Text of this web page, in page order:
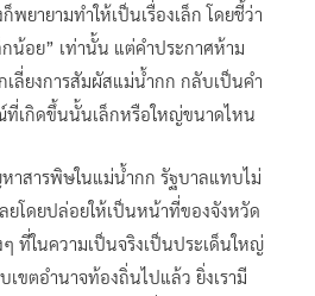
ยายามทำให้เป็นเรื่องเล็ก โดยชี้ว่า
กน้อย” เท่านั้น แต่คำประกาศห้าม
ลี่ยงการสัมผัสแม่น้ำกก กลับเป็นคำ
ที่เกิดขึ้นนั้นเล็กหรือใหญ่ขนาดไหน
าสารพิษในแม่น้ำกก รัฐบาลแทบไม่
ยโดยปล่อยให้เป็นหน้าที่ของจังหวัด
ๆ ที่ในความเป็นจริงเป็นประเด็นใหญ่
เขตอำนาจท้องถิ่นไปแล้ว ยิ่งเรามี